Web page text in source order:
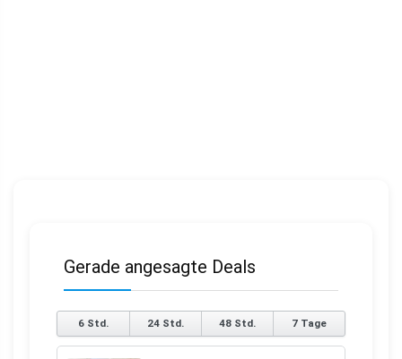
Gerade angesagte Deals
6 Std. 24 Std. 48 Std. 7 Tage